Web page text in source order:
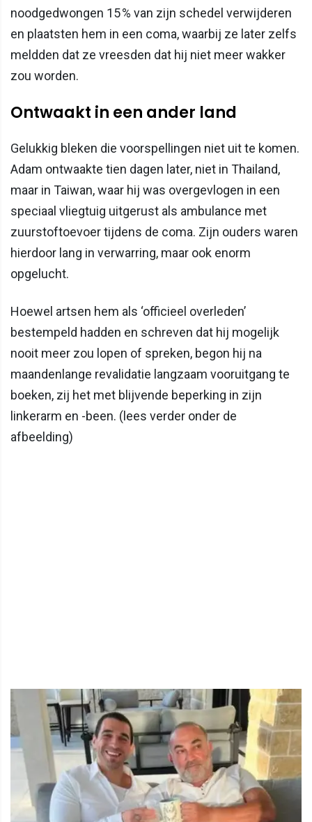
noodgedwongen 15 % van zijn schedel verwijderen
en plaatsten hem in een coma, waarbij ze later zelfs
meldden dat ze vreesden dat hij niet meer wakker
zou worden.
Ontwaakt in een ander land
Gelukkig bleken die voorspellingen niet uit te komen.
Adam ontwaakte tien dagen later, niet in Thailand,
maar in Taiwan, waar hij was overgevlogen in een
speciaal vliegtuig uitgerust als ambulance met
zuurstoftoevoer tijdens de coma. Zijn ouders waren
hierdoor lang in verwarring, maar ook enorm
opgelucht.
Hoewel artsen hem als ‘officieel overleden’
bestempeld hadden en schreven dat hij mogelijk
nooit meer zou lopen of spreken, begon hij na
maandenlange revalidatie langzaam vooruitgang te
boeken, zij het met blijvende beperking in zijn
linkerarm en -been. (lees verder onder de
afbeelding)